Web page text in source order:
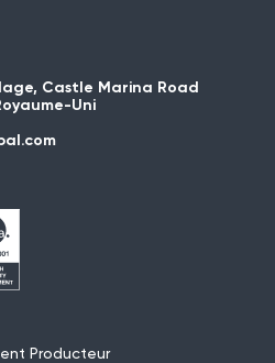
Castle Marina Road
Uni
Producteur